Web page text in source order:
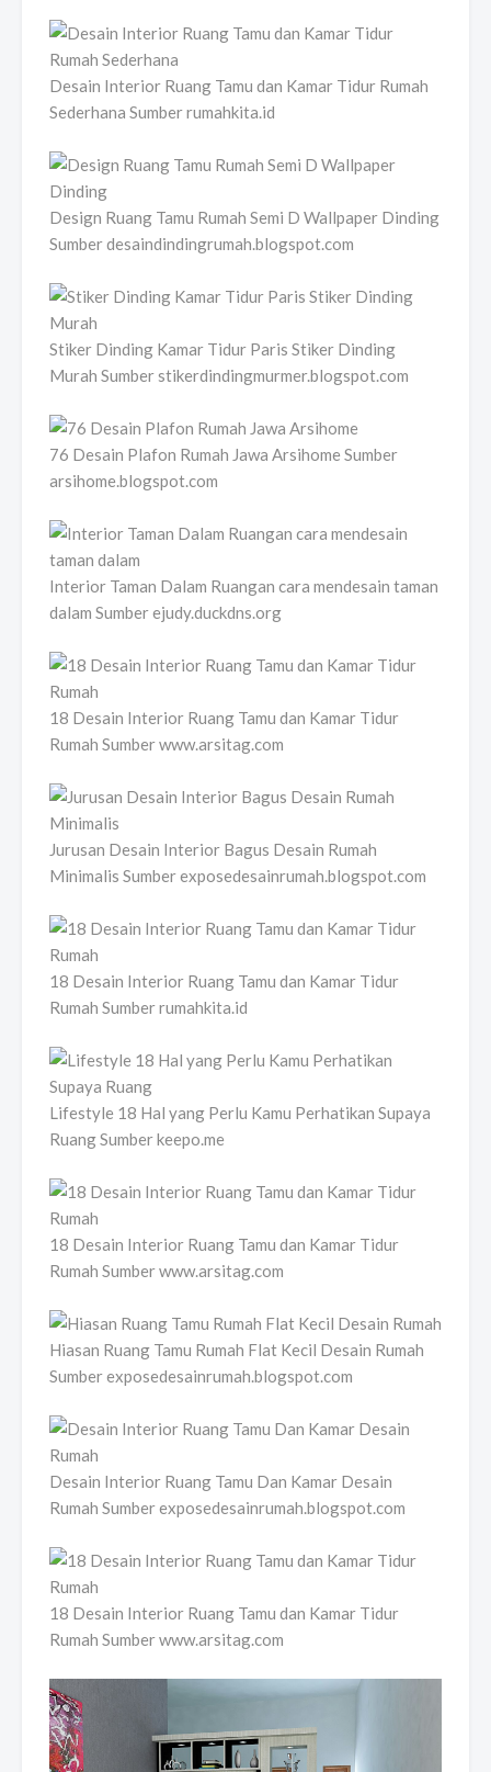
Desain Interior Ruang Tamu dan Kamar Tidur Rumah
Sederhana Sumber rumahkita.id
Design Ruang Tamu Rumah Semi D Wallpaper Dinding
Sumber desaindindingrumah.blogspot.com
Stiker Dinding Kamar Tidur Paris Stiker Dinding
Murah Sumber stikerdindingmurmer.blogspot.com
76 Desain Plafon Rumah Jawa Arsihome Sumber
arsihome.blogspot.com
Interior Taman Dalam Ruangan cara mendesain taman
dalam Sumber ejudy.duckdns.org
18 Desain Interior Ruang Tamu dan Kamar Tidur
Rumah Sumber www.arsitag.com
Jurusan Desain Interior Bagus Desain Rumah
Minimalis Sumber exposedesainrumah.blogspot.com
18 Desain Interior Ruang Tamu dan Kamar Tidur
Rumah Sumber rumahkita.id
Lifestyle 18 Hal yang Perlu Kamu Perhatikan Supaya
Ruang Sumber keepo.me
18 Desain Interior Ruang Tamu dan Kamar Tidur
Rumah Sumber www.arsitag.com
Hiasan Ruang Tamu Rumah Flat Kecil Desain Rumah
Sumber exposedesainrumah.blogspot.com
Desain Interior Ruang Tamu Dan Kamar Desain
Rumah Sumber exposedesainrumah.blogspot.com
18 Desain Interior Ruang Tamu dan Kamar Tidur
Rumah Sumber www.arsitag.com